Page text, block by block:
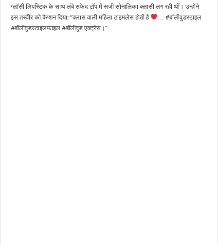
ग्लॉसी लिपस्टिक के साथ लंबे सफेद टॉप में सजी सोनालिका क्लासी लग रही थीं। उन्होंने
इस तस्वीर को कैप्शन दिया: “क्लास वाली महिला टाइमलेस होती है
… #बॉलीवुडस्टाइल
#बॉलीवुडस्टाइलफाइल #बॉलीवुड एक्ट्रेस।”